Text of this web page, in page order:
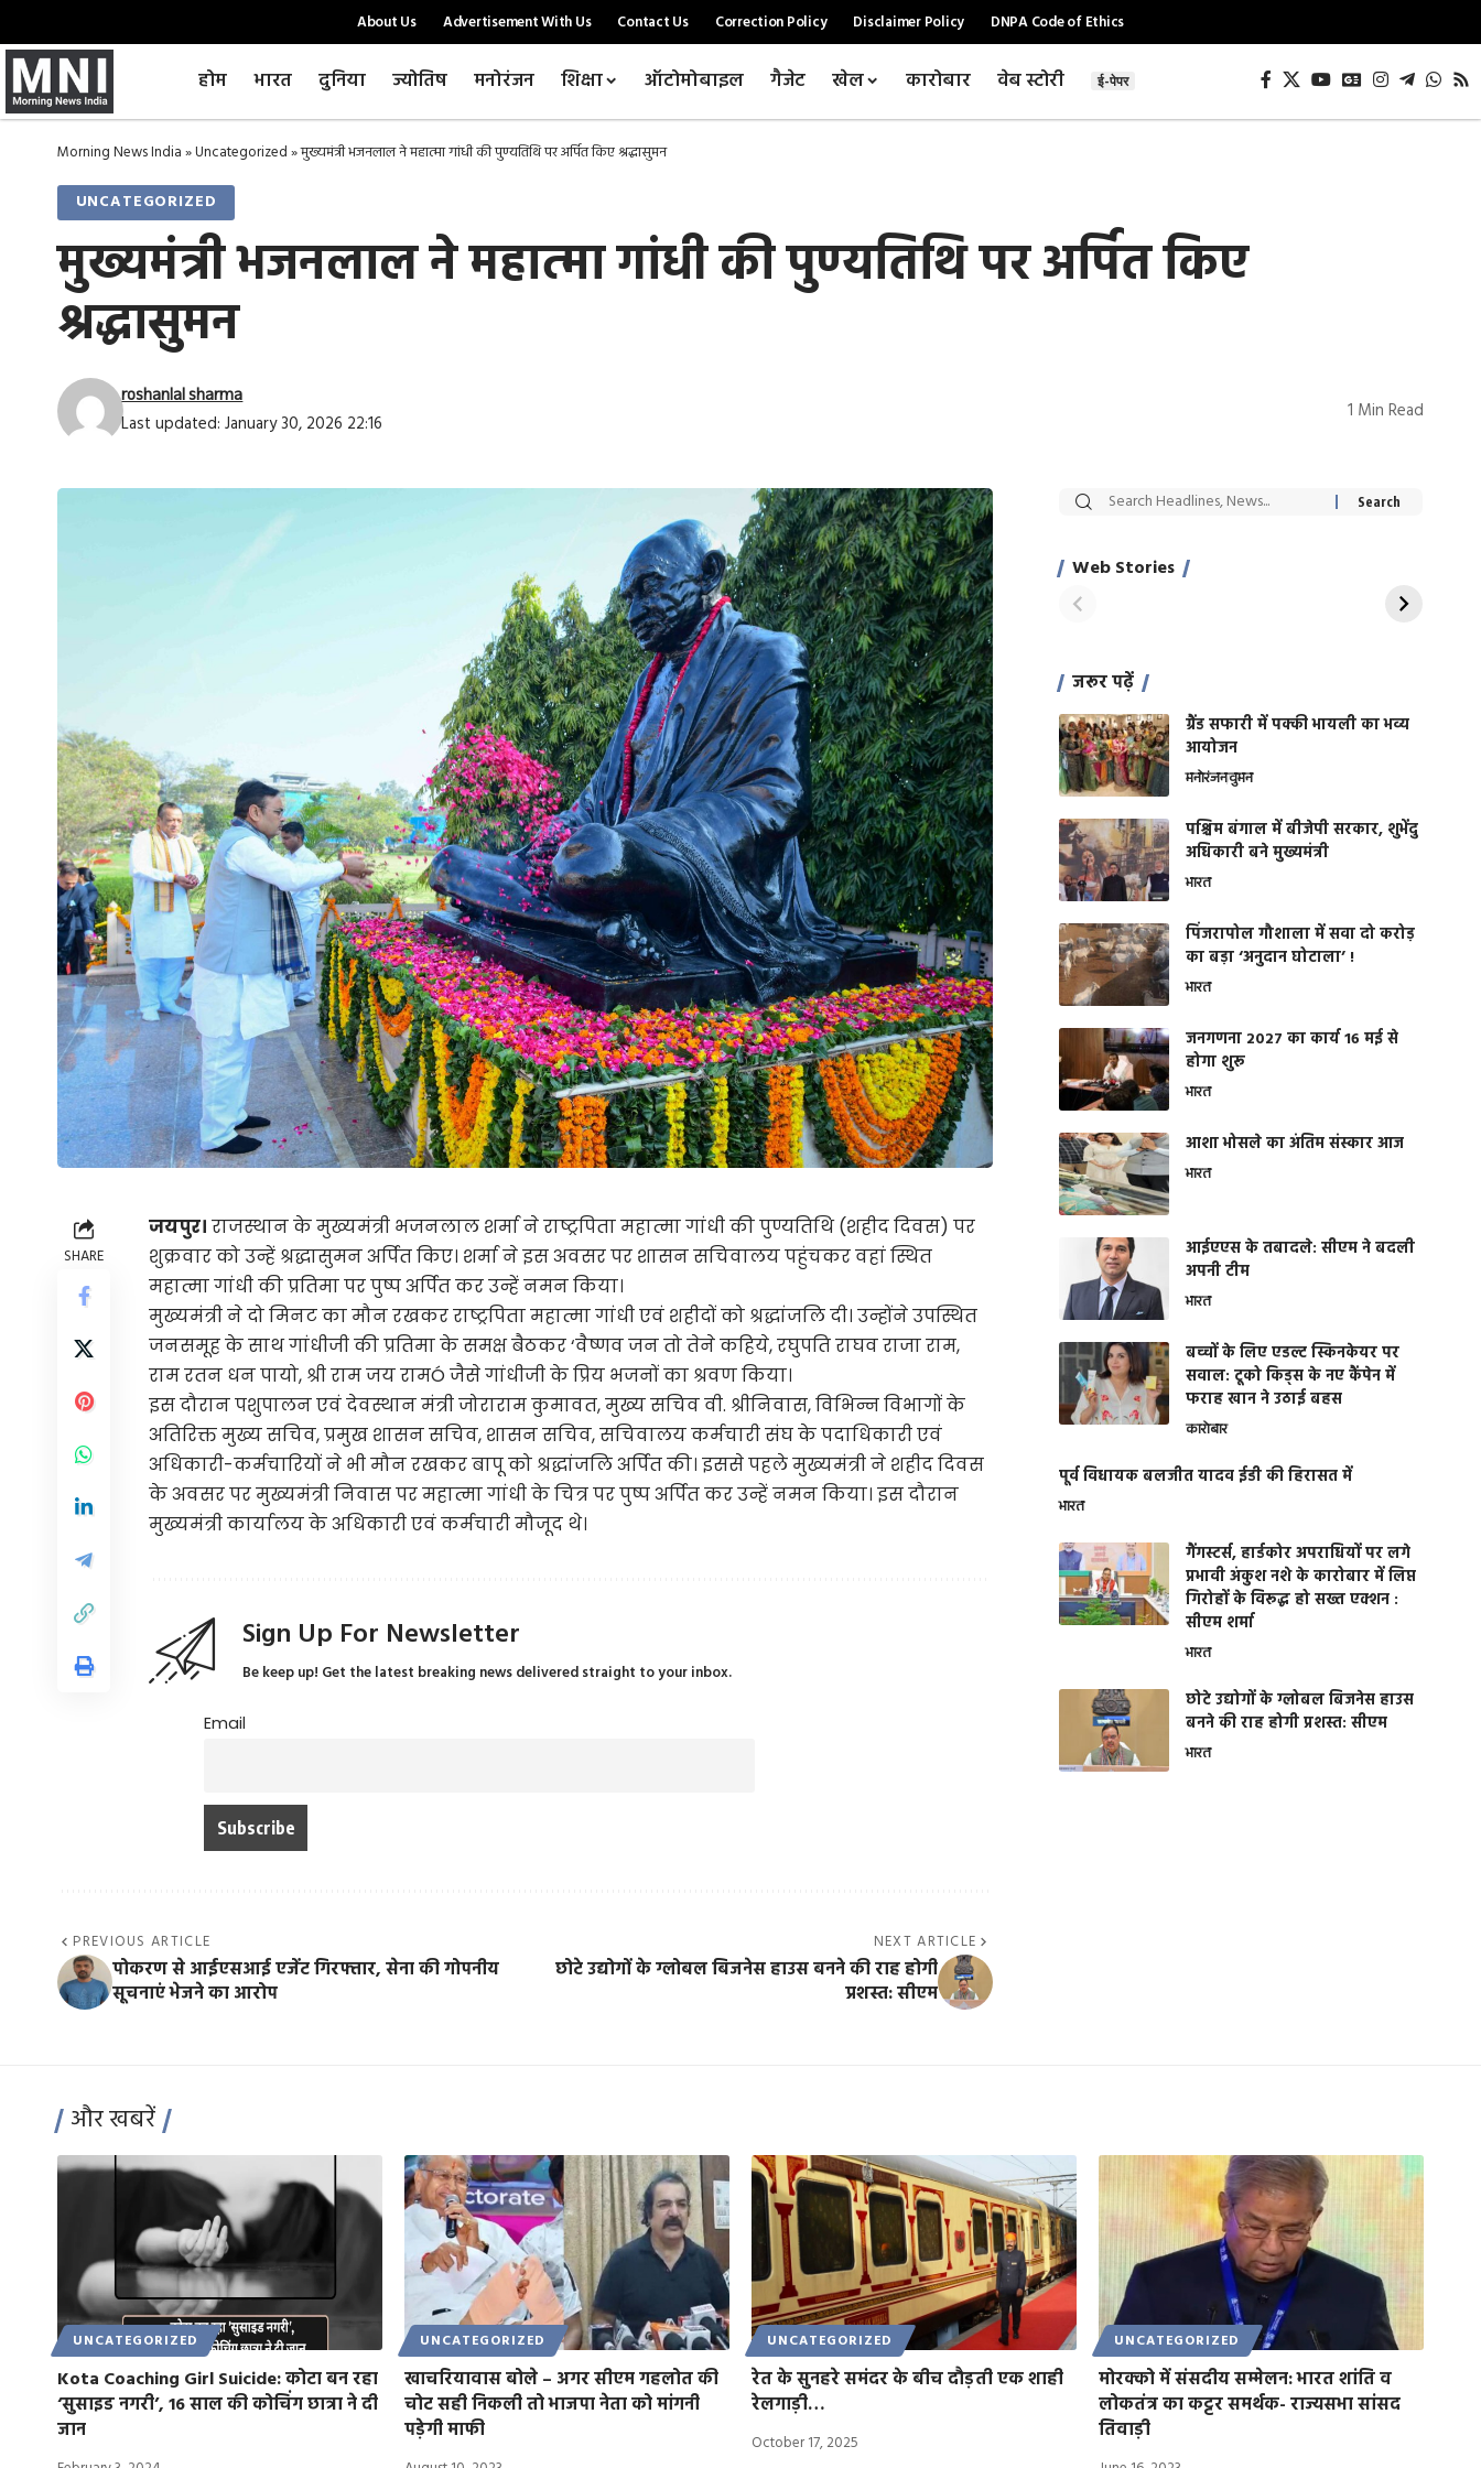
About Us Advertisement With Us Contact Us Correction Policy Disclaimer Policy DNPA Code of Ethics
होम भारत दुनिया ज्योतिष मनोरंजन शिक्षा ऑटोमोबाइल गैजेट खेल कारोबार वेब स्टोरी ई-पेपर
Morning News India»Uncategorized»मुख्यमंत्री भजनलाल ने महात्मा गांधी की पुण्यतिथि पर अर्पित किए श्रद्धासुमन
UNCATEGORIZED
मुख्यमंत्री भजनलाल ने महात्मा गांधी की पुण्यतिथि पर अर्पित किए
श्रद्धासुमन
Last updated: January 30, 2026 22:16
roshanlal sharma 1 Min Read
SHARE
जयपुर। राजस्थान के मुख्यमंत्री भजनलाल शर्मा ने राष्ट्रपिता महात्मा गांधी की पुण्यतिथि (शहीद दिवस) पर
शुक्रवार को उन्हें श्रद्धासुमन अर्पित किए। शर्मा ने इस अवसर पर शासन सचिवालय पहुंचकर वहां स्थित
महात्मा गांधी की प्रतिमा पर पुष्प अर्पित कर उन्हें नमन किया।
मुख्यमंत्री ने दो मिनट का मौन रखकर राष्ट्रपिता महात्मा गांधी एवं शहीदों को श्रद्धांजलि दी। उन्होंने उपस्थित
जनसमूह के साथ गांधीजी की प्रतिमा के समक्ष बैठकर ‘वैष्णव जन तो तेने कहिये, रघुपति राघव राजा राम,
राम रतन धन पायो, श्री राम जय रामÓ जैसे गांधीजी के प्रिय भजनों का श्रवण किया।
इस दौरान पशुपालन एवं देवस्थान मंत्री जोराराम कुमावत, मुख्य सचिव वी. श्रीनिवास, विभिन्न विभागों के
अतिरिक्त मुख्य सचिव, प्रमुख शासन सचिव, शासन सचिव, सचिवालय कर्मचारी संघ के पदाधिकारी एवं
अधिकारी-कर्मचारियों ने भी मौन रखकर बापू को श्रद्धांजलि अर्पित की। इससे पहले मुख्यमंत्री ने शहीद दिवस
के अवसर पर मुख्यमंत्री निवास पर महात्मा गांधी के चित्र पर पुष्प अर्पित कर उन्हें नमन किया। इस दौरान
मुख्यमंत्री कार्यालय के अधिकारी एवं कर्मचारी मौजूद थे।
Sign Up For Newsletter
Be keep up! Get the latest breaking news delivered straight to your inbox.
Email
PREVIOUS ARTICLE
पोकरण से आईएसआई एजेंट गिरफ्तार, सेना की गोपनीय
सूचनाएं भेजने का आरोप
NEXT ARTICLE
छोटे उद्योगों के ग्लोबल बिजनेस हाउस बनने की राह होगी
प्रशस्त: सीएम
Web Stories
सट्टेबाजी में अरेस्ट हुए
साहिल खान
रोज एक कच्चे लहसुन
जरूर पढ़ें
ग्रैंड सफारी में पक्की भायली का भव्य
आयोजन
मनोरंजनवुमन
पश्चिम बंगाल में बीजेपी सरकार, शुभेंदु
अधिकारी बने मुख्यमंत्री
भारत
​पिंजरापोल गौशाला में सवा दो करोड़
का बड़ा ‘अनुदान घोटाला’ !
भारत
जनगणना 2027 का कार्य 16 मई से
होगा शुरू
भारत
आशा भोसले का अंतिम संस्कार आज
भारत
आईएएस के तबादले: सीएम ने बदली
अपनी टीम
भारत
बच्चों के लिए एडल्ट स्किनकेयर पर
सवाल: टूको किड्स के नए कैंपेन में
फराह खान ने उठाई बहस
कारोबार
पूर्व विधायक बलजीत यादव ईडी की हिरासत में
भारत
गैंगस्टर्स, हार्डकोर अपराधियों पर लगे
प्रभावी अंकुश नशे के कारोबार में लिप्त
गिरोहों के विरूद्ध हो सख्त एक्शन :
सीएम शर्मा
भारत
छोटे उद्योगों के ग्लोबल बिजनेस हाउस
बनने की राह होगी प्रशस्त: सीएम
भारत
और खबरें
UNCATEGORIZED
Kota Coaching Girl Suicide: कोटा बन रहा
‘सुसाइड नगरी’, 16 साल की कोचिंग छात्रा ने दी
जान
UNCATEGORIZED
खाचरियावास बोले – अगर सीएम गहलोत की
चोट सही निकली तो भाजपा नेता को मांगनी
पड़ेगी माफी
UNCATEGORIZED
रेत के सुनहरे समंदर के बीच दौड़ती एक शाही
रेलगाड़ी…
October 17, 2025
UNCATEGORIZED
मोरक्को में संसदीय सम्मेलन: भारत शांति व
लोकतंत्र का कट्टर समर्थक- राज्यसभा सांसद
तिवाड़ी